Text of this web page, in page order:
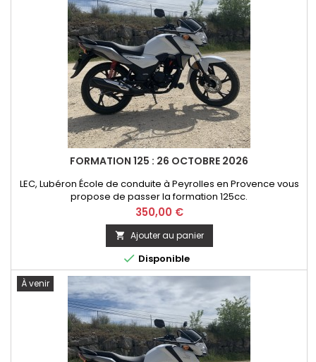
FORMATION 125 : 26 OCTOBRE 2026
LEC, Lubéron École de conduite à Peyrolles en Provence vous
propose de passer la formation 125cc.
Prix
350,00 €
 Ajouter au panier
 Disponible
À venir